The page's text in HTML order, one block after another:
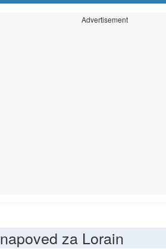
Advertisement
za Lorain